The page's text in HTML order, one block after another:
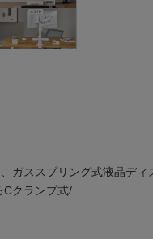
ガススプリング式液晶ディ
Cクランプ式/